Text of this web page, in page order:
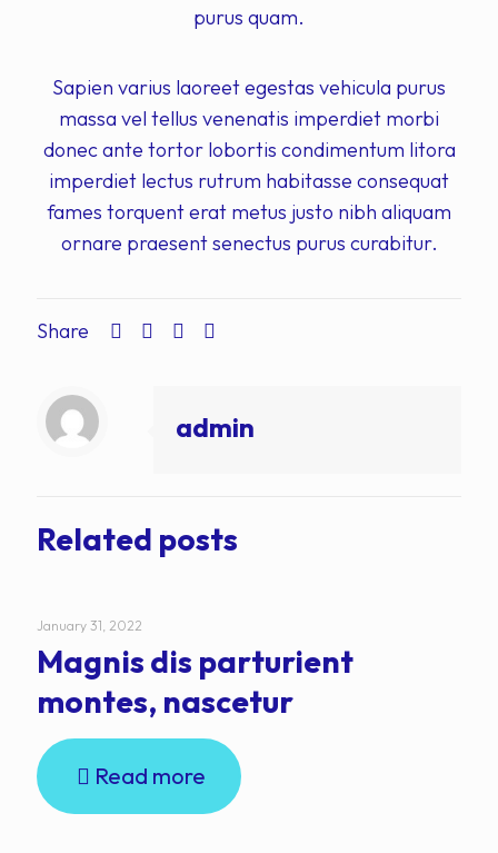
purus quam.
Sapien varius laoreet egestas vehicula purus
massa vel tellus venenatis imperdiet morbi
donec ante tortor lobortis condimentum litora
imperdiet lectus rutrum habitasse consequat
fames torquent erat metus justo nibh aliquam
ornare praesent senectus purus curabitur.
Share
admin
Related posts
January 31, 2022
Magnis dis parturient
montes, nascetur
Read more